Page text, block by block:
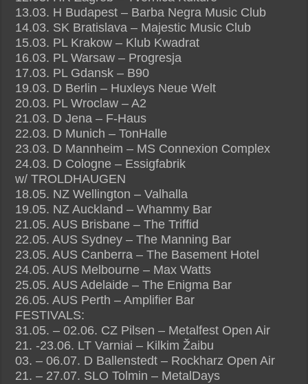
13.03. H Budapest – Barba Negra Music Club
14.03. SK Bratislava – Majestic Music Club
15.03. PL Krakow – Klub Kwadrat
16.03. PL Warsaw – Progresja
17.03. PL Gdansk – B90
19.03. D Berlin – Huxleys Neue Welt
20.03. PL Wroclaw – A2
21.03. D Jena – F-Haus
22.03. D Munich – TonHalle
23.03. D Mannheim – MS Connexion Complex
24.03. D Cologne – Essigfabrik
w/ TROLDHAUGEN
18.05. NZ Wellington – Valhalla
19.05. NZ Auckland – Whammy Bar
21.05. AUS Brisbane – The Triffid
22.05. AUS Sydney – The Manning Bar
23.05. AUS Canberra – The Basement Hotel
24.05. AUS Melbourne – Max Watts
25.05. AUS Adelaide – The Enigma Bar
26.05. AUS Perth – Amplifier Bar
FESTIVALS:
31.05. – 02.06. CZ Pilsen – Metalfest Open Air
21. -23.06. LT Varniai – Kilkim Žaibu
03. – 06.07. D Ballenstedt – Rockharz Open Air
21. – 27.07. SLO Tolmin – MetalDays